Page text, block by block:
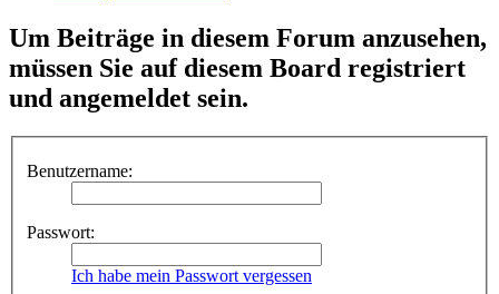
Um Beiträge in diesem Forum anzusehen,
müssen Sie auf diesem Board registriert
und angemeldet sein.
Benutzername:
Passwort:
Ich habe mein Passwort vergessen